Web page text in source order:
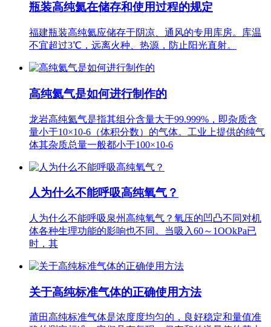
瓶装高纯氦在储存和使用过程的规定
福建瓶装高纯氦应储存于阴凉、通风的专用库房。库温
不宜超过3℃，远离火种、热源，防止阳光直射。
高纯氦气是如何进行制作的
龙岩高纯氦气是指其组分含量大于99.999%，即杂质含
量小于10×10-6（体积分数）的气体。工业上提供的纯气
体其杂质总量一般都小于100×10-6
人为什么不能呼吸高纯氧气？
人为什么不能呼吸泉州高纯氧气？氧压的凹凸不同对机
体各种生理功能的影响也不同。当吸入60～1OOkPa已
时，其
关于高纯标准气体的正确使用方法
莆田高纯标准气体是浓度度均匀的，良好稳定和量值准